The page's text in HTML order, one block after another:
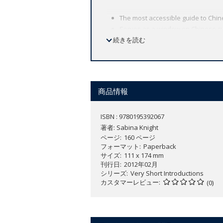
The most accessible guide to
Introduces Chinese literary theories
Perhaps nowhere else has literature
more to its literary traditions than to its
focusing on the key role literary
foundations of literary culture as well
historical records through the
relationship between ethics and
literature has served the interests of
book includes Chinese characters for
続きを読む
商品情報
ISBN : 9780195392067
著者: Sabina Knight
ページ 160 ページ
フォーマット
Paperback
サイズ 111 x 174 mm
刊行日 2012年02月
シリーズ Very Short Introductions
カスタマーレビュー
(0)